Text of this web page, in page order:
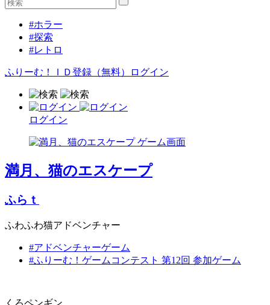
#ホラー
#探索
#レトロ
ふりーむ！ＩＤ登録（無料） ログイン
ログイン
満月、猫のエスケープ
ふらｔ
ふわふわ猫アドベンチャー
#アドベンチャーゲーム
#ふりーむ！ゲームコンテスト 第12回 参加ゲーム
くろペンギン